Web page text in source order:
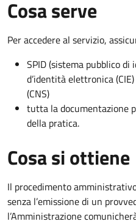
Cosa serve
Per accedere al servizio,
SPID (sistema pubblico
d’identità elettronica
(CNS)
tutta la documentazione
della pratica.
Cosa si ottiene
Il procedimento
senza l’emissione di un
l’Amministrazione